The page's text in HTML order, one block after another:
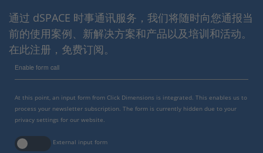
通过 dSPACE 时事通讯服务，我们将随时向您通报当
前的使用案例、新解决方案和产品以及培训和活动。
在此注册，免费订阅。
Enable form call
At this point, an input form from Click Dimensions is integrated. This enables us to
process your newsletter subscription. The form is currently hidden due to your
privacy settings for our website.
External input form